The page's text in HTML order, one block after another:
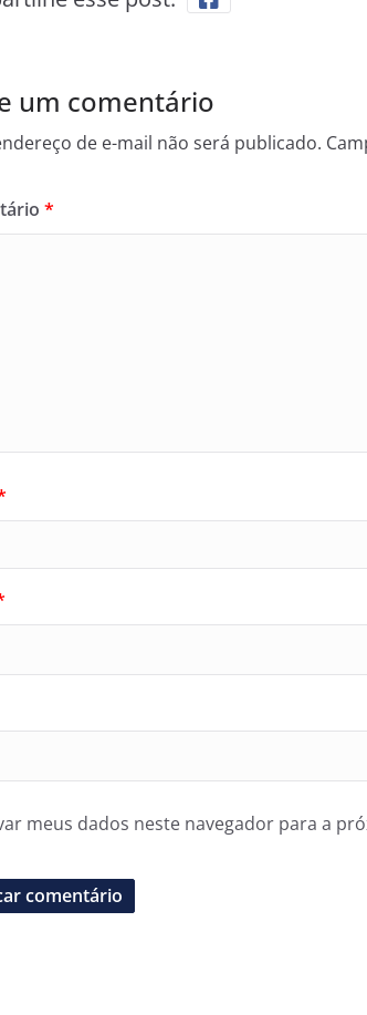
um comentário
de e-mail não será publicado.
*
meus dados neste navegador para a